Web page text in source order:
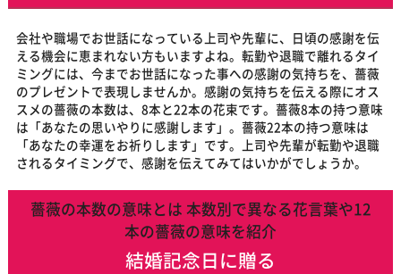
会社や職場でお世話になっている上司や先輩に、日頃の感謝を伝
える機会に恵まれない方もいますよね。転勤や退職で離れるタイ
ミングには、今までお世話になった事への感謝の気持ちを、薔薇
のプレゼントで表現しませんか。感謝の気持ちを伝える際にオス
スメの薔薇の本数は、8本と22本の花束です。薔薇8本の持つ意味
は「あなたの思いやりに感謝します」。薔薇22本の持つ意味は
「あなたの幸運をお祈りします」です。上司や先輩が転勤や退職
されるタイミングで、感謝を伝えてみてはいかがでしょうか。
薔薇の本数の意味とは 本数別で異なる花言葉や12
本の薔薇の意味を紹介
結婚記念日に贈る